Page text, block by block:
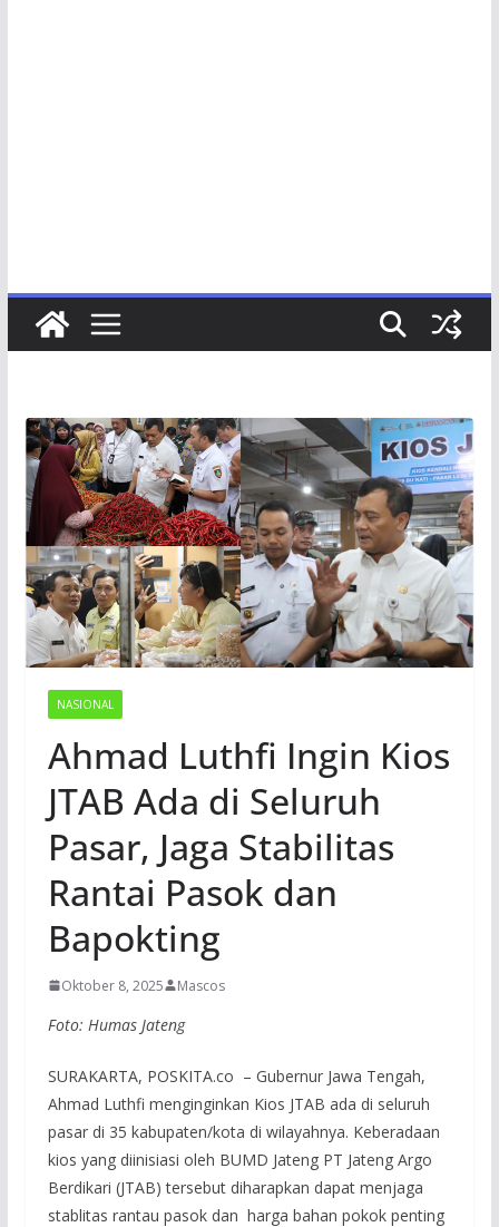
NASIONAL
Ahmad Luthfi Ingin Kios
JTAB Ada di Seluruh
Pasar, Jaga Stabilitas
Rantai Pasok dan
Bapokting
Oktober 8, 2025 Mascos
Foto: Humas Jateng
SURAKARTA, POSKITA.co – Gubernur Jawa Tengah,
Ahmad Luthfi menginginkan Kios JTAB ada di seluruh
pasar di 35 kabupaten/kota di wilayahnya. Keberadaan
kios yang diinisiasi oleh BUMD Jateng PT Jateng Argo
Berdikari (JTAB) tersebut diharapkan dapat menjaga
stablitas rantau pasok dan harga bahan pokok penting